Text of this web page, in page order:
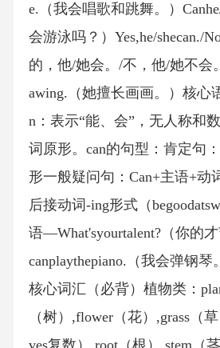
e.（我会唱歌和跳舞。）
会游泳吗？）Yes,he/shecan./
的，他/她会。/不，他/她不会
awing.（她擅长画画。）核心
n：表示“能、会”，无人称和
词原形。can的句型：肯定句
形一般疑问句：Can+主语+动
后接动词-ing形式（
语—What'syourtalent?（你的
canplaythepiano.（我会弹钢琴
核心词汇（必背）植物类：
（树）,flower（花）,grass（